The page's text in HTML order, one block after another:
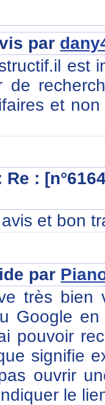
par
est
de
et
Re :
et bon
par
très
Google
pouvoir
signifie
ouvrir
le